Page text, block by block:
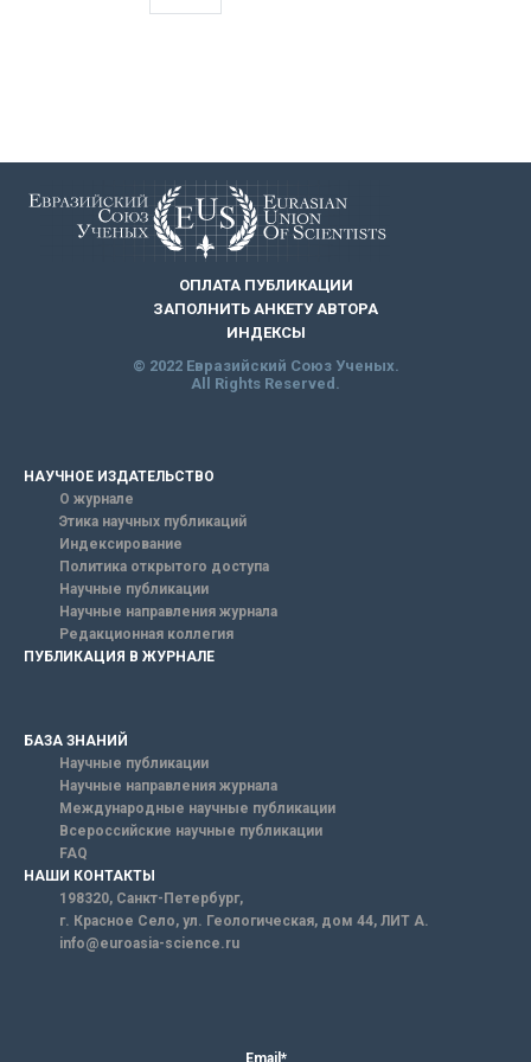
ОПЛАТА ПУБЛИКАЦИИ
ЗАПОЛНИТЬ АНКЕТУ АВТОРА
ИНДЕКСЫ
© 2022 Евразийский Союз Ученых.
All Rights Reserved.
НАУЧНОЕ ИЗДАТЕЛЬСТВО
О журнале
Этика научных публикаций
Индексирование
Политика открытого доступа
Научные публикации
Научные направления журнала
Редакционная коллегия
ПУБЛИКАЦИЯ В ЖУРНАЛЕ
БАЗА ЗНАНИЙ
Научные публикации
Научные направления журнала
Международные научные публикации
Всероссийские научные публикации
FAQ
НАШИ КОНТАКТЫ
198320, Санкт-Петербург,
г. Красное Село, ул. Геологическая, дом 44, ЛИТ А.
info@euroasia-science.ru
Email*